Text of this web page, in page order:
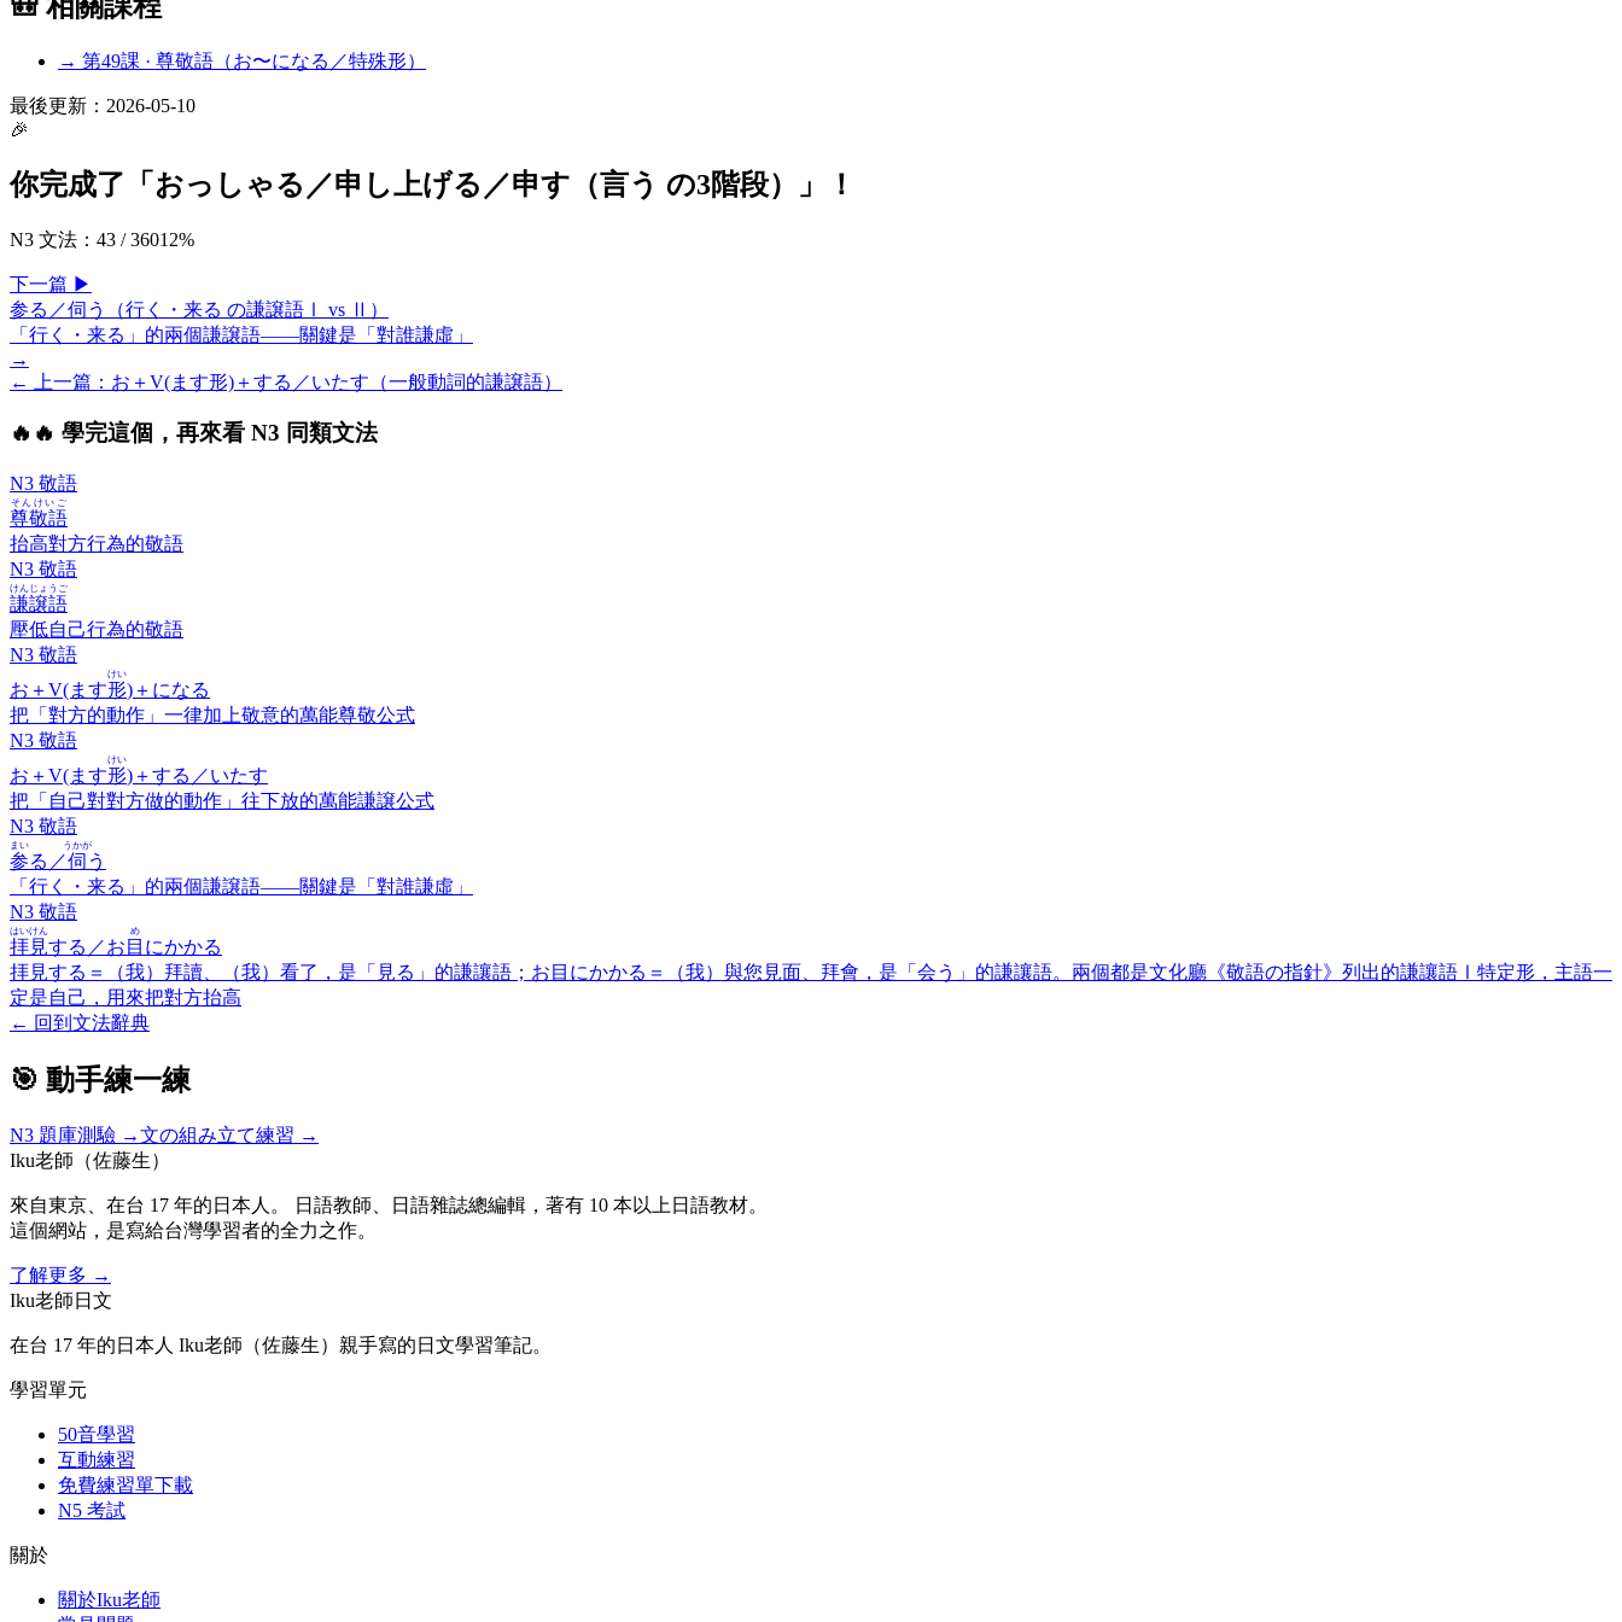
→ 第49課 · 尊敬語（お〜になる／特殊形）
最後更新： 2026-05-10
🎉
你完成了「 おっしゃる／申し上げる／申す（言う の3階段） 」！
N3 文法 ： 43 /36012%
下一篇 ▶
参る／伺う（行く・来る の謙譲語Ⅰ vs Ⅱ）
「行く・来る」的兩個謙譲語——關鍵是「對誰謙虛」
→
← 上一篇 ： お＋V(ます形)＋する／いたす（一般動詞的謙譲語）
🔥 🔥 學完這個，再來看 N3 同類文法
N3 敬語
尊敬語
そんけいご
抬高對方行為的敬語
N3 敬語
謙譲語
けんじょうご
壓低自己行為的敬語
N3 敬語
お＋V(ます形
けい
)＋になる
把「對方的動作」一律加上敬意的萬能尊敬公式
N3 敬語
お＋V(ます形
けい
)＋する／いたす
把「自己對對方做的動作」往下放的萬能謙譲公式
N3 敬語
参
まい
る／伺
うかが
う
「行く・来る」的兩個謙譲語——關鍵是「對誰謙虛」
N3 敬語
拝見
はいけん
する／お 目
め
にかかる
拝見する＝（我）拜讀、（我）看了，是「見る」的謙讓語；お目にかかる＝（我）與您見面、拜會，是「会う」的謙讓語。兩個都是文化廳《敬語の指針》列出的謙讓語Ⅰ特定形，主語一
定是自己，用來把對方抬高
← 回到文法辭典
🎯 動手練一練
N3 題庫測驗 →文の組み立て練習 →
Iku老師（佐藤生）
來自東京、在台 17 年的日本人。 日語教師、日語雜誌總編輯，著有 10 本以上日語教材。
這個網站，是寫給台灣學習者的全力之作。
了解更多 →
Iku老師日文
在台 17 年的日本人 Iku老師（佐藤生）親手寫的日文學習筆記。
學習單元
50音學習
互動練習
免費練習單下載
N5 考試
關於
關於Iku老師